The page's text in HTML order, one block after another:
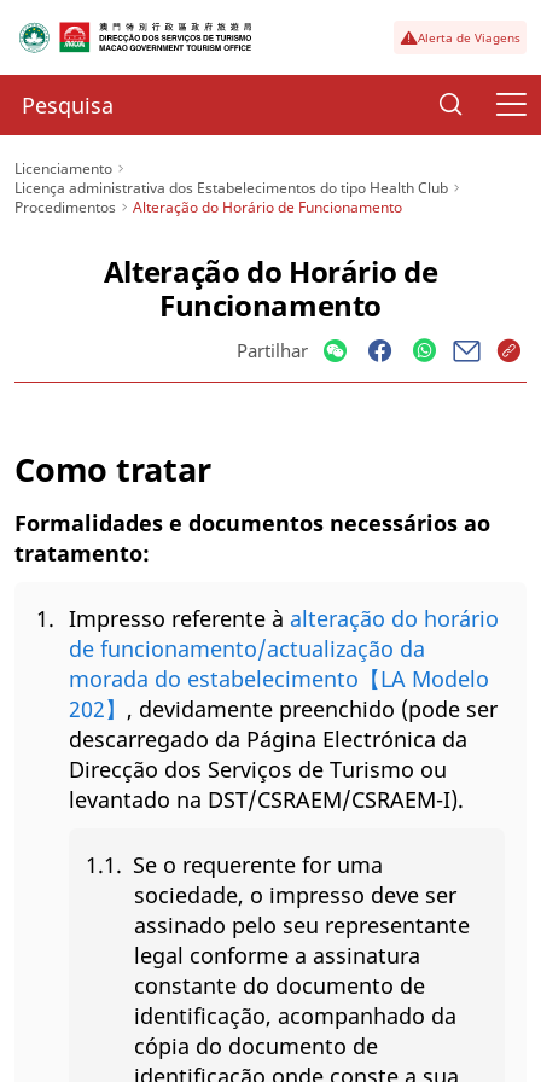
Alerta de Viagens
Licenciamento
Licença administrativa dos Estabelecimentos do tipo Health Club
Procedimentos
Alteração do Horário de Funcionamento
Alteração do Horário de
Funcionamento
Partilhar
Como tratar
Formalidades e documentos necessários ao
tratamento:
Impresso referente à alteração do horário
de funcionamento/actualização da
morada do estabelecimento【LA Modelo
202】 , devidamente preenchido (pode ser
descarregado da Página Electrónica da
Direcção dos Serviços de Turismo ou
levantado na DST/CSRAEM/CSRAEM-I).
Se o requerente for uma
sociedade, o impresso deve ser
assinado pelo seu representante
legal conforme a assinatura
constante do documento de
identificação, acompanhado da
cópia do documento de
identificação onde conste a sua